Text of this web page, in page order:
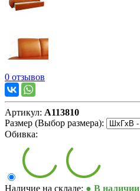
0 отзывов
Артикул: А113810
Размер (Выбор размера):
Обивка:
Наличие на складе: ● В наличии